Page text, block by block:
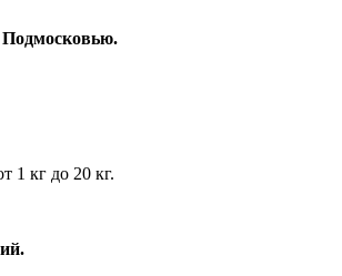
1 кг до 20 кг.